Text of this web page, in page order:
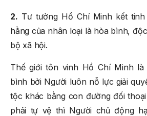
2. Tư tưởng Hồ Chí Minh kết
hằng của nhân loại là hòa bình,
bộ xã hội.
Thế giới tôn vinh Hồ Chí Minh
bình bởi Người luôn nỗ lực giải
tộc khác bằng con đường đối
phải tự vệ thì Người chủ động